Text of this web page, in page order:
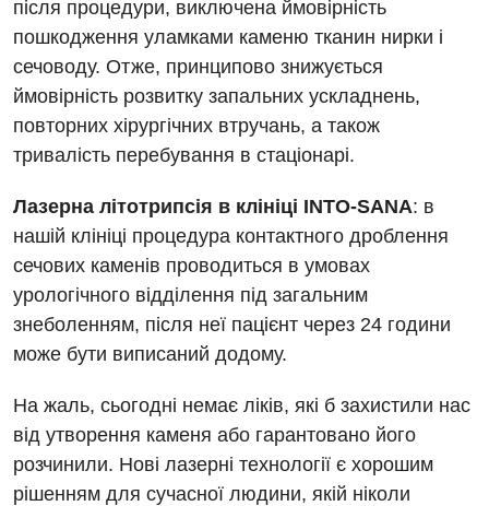
Педіатричне відділення
Проктологія
Пульмонологія
Судинна хірургія
Терапія
Травматологічне відділення
Травматологія і ортопедія
Урологічне відділення
Урологія
Фізіотерапія
Хірургічне відділення
після процедури, виключена ймовірність
пошкодження уламками каменю тканин нирки і
сечоводу. Отже, принципово знижується
ймовірність розвитку запальних ускладнень,
повторних хірургічних втручань, а також
тривалість перебування в стаціонарі.
Лазерна літотрипсія в клініці INTO-SANA: в
нашій клініці процедура контактного дроблення
сечових каменів проводиться в умовах
урологічного відділення під загальним
знеболенням, після неї пацієнт через 24 години
може бути виписаний додому.
На жаль, сьогодні немає ліків, які б захистили нас
від утворення каменя або гарантовано його
розчинили. Нові лазерні технології є хорошим
рішенням для сучасної людини, якій ніколи